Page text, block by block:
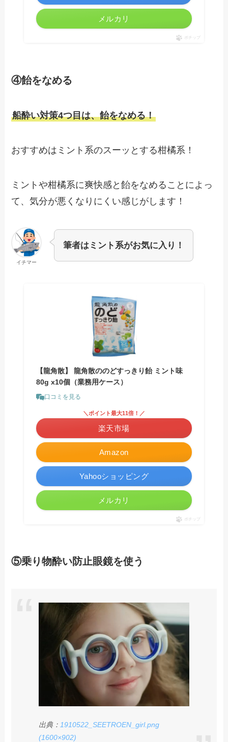
メルカリ
ポチップ
④飴をなめる
船酔い対策4つ目は、飴をなめる！
おすすめはミント系のスーッとする柑橘系！
ミントや柑橘系に爽快感と飴をなめることによっ
て、気分が悪くなりにくい感じがします！
イチマー
筆者はミント系がお気に入り！
【龍角散】 龍角散ののどすっきり飴 ミント味
80g x10個（業務用ケース）
口コミを見る
Amazon
＼ポイント最大11倍！／
楽天市場
Yahooショッピング
メルカリ
ポチップ
⑤乗り物酔い防止眼鏡を使う
出典： 1910522_SEETROEN_girl.png
(1600×902)